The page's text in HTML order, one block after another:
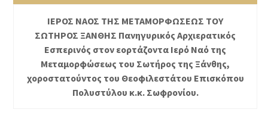
ΙΕΡΟΣ ΝΑΟΣ ΤΗΣ ΜΕΤΑΜΟΡΦΩΣΕΩΣ ΤΟΥ
ΣΩΤΗΡΟΣ ΞΑΝΘΗΣ Πανηγυρικός Αρχιερατικός
Εσπερινός στον εορτάζοντα Ιερό Ναό της
Μεταμορφώσεως του Σωτήρος της Ξάνθης,
χοροστατούντος του Θεοφιλεστάτου Επισκόπου
Πολυστύλου κ.κ. Σωφρονίου.